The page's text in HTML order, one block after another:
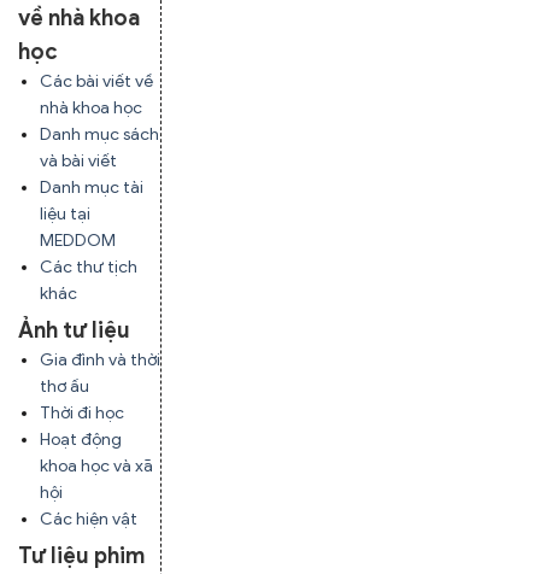
về nhà khoa
học
Các bài viết về
nhà khoa học
Danh mục sách
và bài viết
Danh mục tài
liệu tại
MEDDOM
Các thư tịch
khác
Ảnh tư liệu
Gia đình và thời
thơ ấu
Thời đi học
Hoạt động
khoa học và xã
hội
Các hiện vật
Tư liệu phim